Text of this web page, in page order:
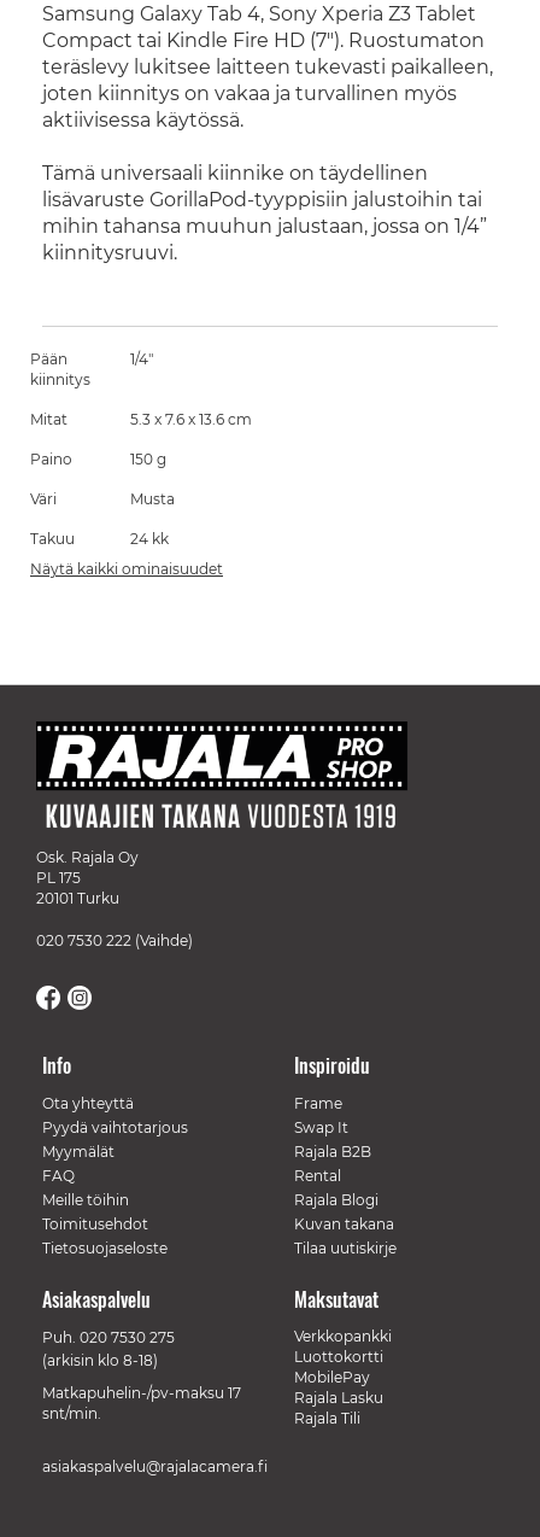
Samsung Galaxy Tab 4, Sony Xperia Z3 Tablet
Compact tai Kindle Fire HD (7"). Ruostumaton
teräslevy lukitsee laitteen tukevasti paikalleen,
joten kiinnitys on vakaa ja turvallinen myös
aktiivisessa käytössä.
Tämä universaali kiinnike on täydellinen
lisävaruste GorillaPod-tyyppisiin jalustoihin tai
mihin tahansa muuhun jalustaan, jossa on 1/4”
kiinnitysruuvi.
Pään
kiinnitys
1/4"
Mitat 5.3 x 7.6 x 13.6 cm
Paino 150 g
Väri Musta
Takuu
24 kk
Näytä kaikki ominaisuudet
Osk. Rajala Oy
PL 175
20101 Turku
020 7530 222 (Vaihde)
Info
Ota yhteyttä
Pyydä vaihtotarjous
Myymälät
FAQ
Meille töihin
Toimitusehdot
Tietosuojaseloste
Inspiroidu
Frame
Swap It
Rajala B2B
Rental
Rajala Blogi
Kuvan takana
Tilaa uutiskirje
Maksutavat
Verkkopankki
Luottokortti
MobilePay
Rajala Lasku
Rajala Tili
Asiakaspalvelu
Puh. 020 7530 275
(arkisin klo 8-18)
Matkapuhelin-/pv-maksu 17
snt/min.
asiakaspalvelu@rajalacamera.fi